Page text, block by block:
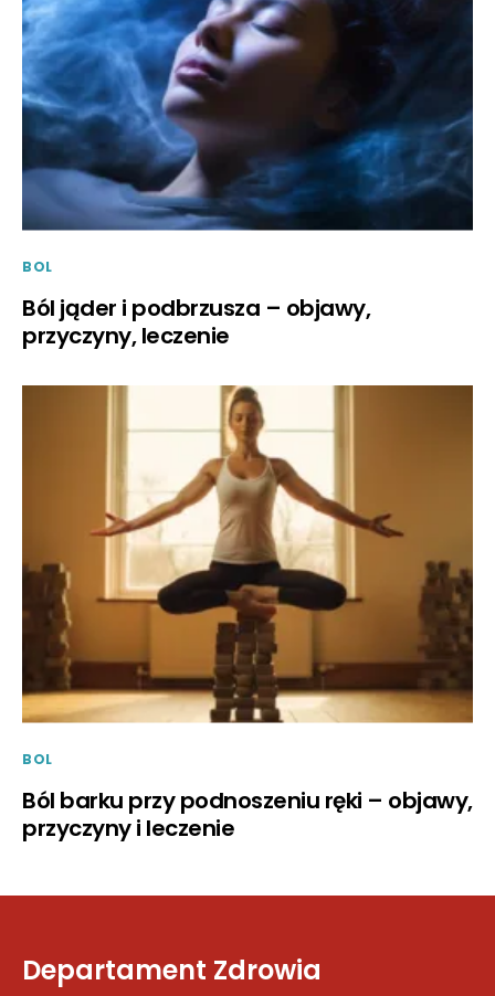
BOL
Ból jąder i podbrzusza – objawy,
przyczyny, leczenie
BOL
Ból barku przy podnoszeniu ręki – objawy,
przyczyny i leczenie
Departament Zdrowia